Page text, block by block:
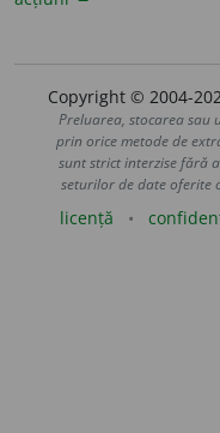
Copyright © 2004-
Preluarea, stocarea sau
prin orice metode de
sunt strict interzise fără
seturilor de date oferite
licență